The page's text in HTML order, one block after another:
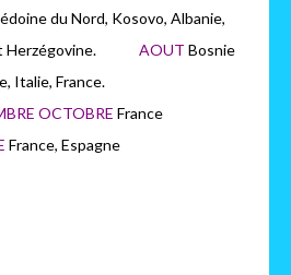
du Nord, Kosovo, Albanie,
et Herzégovine. AOUT Bosnie
Croatie, Italie, France.
OCTOBRE France
France, Espagne